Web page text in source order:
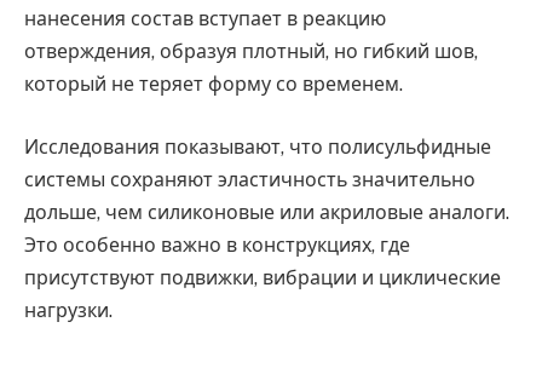
нанесения состав вступает в реакцию
отверждения, образуя плотный, но гибкий шов,
который не теряет форму со временем.
Исследования показывают, что полисульфидные
системы сохраняют эластичность значительно
дольше, чем силиконовые или акриловые аналоги.
Это особенно важно в конструкциях, где
присутствуют подвижки, вибрации и циклические
нагрузки.